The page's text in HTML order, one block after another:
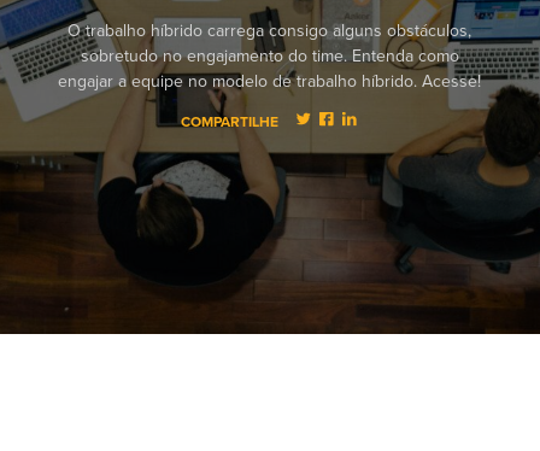
O trabalho híbrido carrega consigo alguns obstáculos,
sobretudo no engajamento do time. Entenda como
engajar a equipe no modelo de trabalho híbrido. Acesse!
COMPARTILHE